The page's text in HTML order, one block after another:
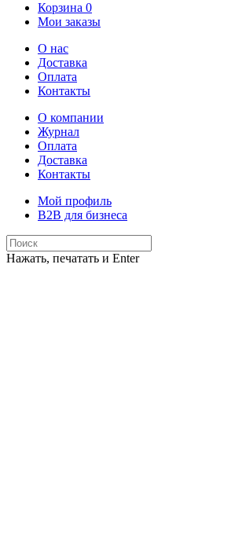
Корзина 0
Мои заказы
О нас
Доставка
Оплата
Контакты
О компании
Журнал
Оплата
Доставка
Контакты
Мой профиль
B2B для бизнеса
Нажать, печатать и Enter